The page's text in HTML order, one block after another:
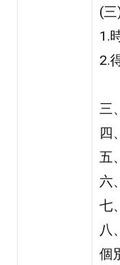
(三
1.
2.
三
四
五
六
七
八
個